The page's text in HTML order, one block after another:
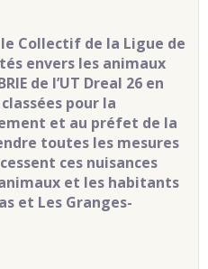
Collectif de la Ligue de
envers les animaux
de l’UT Dreal 26 en
pour la
et au préfet de la
toutes les mesures
ces nuisances
et les habitants
et Les Granges-